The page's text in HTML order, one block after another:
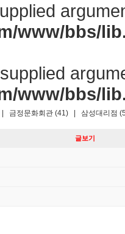
www/bbs/
www/bbs/
금정문화회관 (41)
삼성대리점
글보기